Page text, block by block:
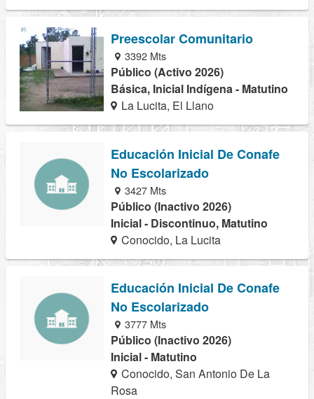
Preescolar Comunitario
3392 Mts
Público (Activo 2026)
Básica, Inicial Indígena - Matutino
La Lucita, El Llano
Educación Inicial De Conafe
No Escolarizado
3427 Mts
Público (Inactivo 2026)
Inicial - Discontinuo, Matutino
Conocido, La Lucita
Educación Inicial De Conafe
No Escolarizado
3777 Mts
Público (Inactivo 2026)
Inicial - Matutino
Conocido, San Antonio De La
Rosa